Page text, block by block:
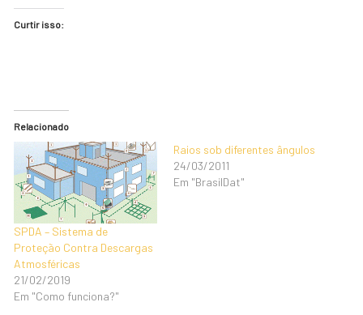
Curtir isso:
Relacionado
SPDA – Sistema de
Proteção Contra Descargas
Atmosféricas
21/02/2019
Em "Como funciona?"
Raios sob diferentes ângulos
24/03/2011
Em "BrasilDat"